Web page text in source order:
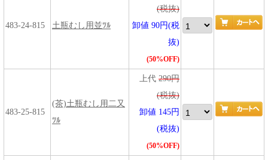
483-24-815 土瓶むし用並ﾂﾙ
(税抜)
卸値 90円(税
抜)
(50%OFF)
483-25-815
(茶)土瓶むし用二又
ﾂﾙ
上代 290円
(税抜)
卸値 145円
(税抜)
(50%OFF)